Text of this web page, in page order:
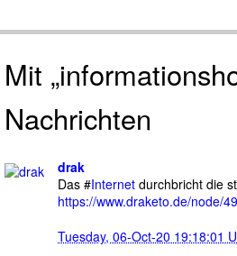
Mit
Nachrichten
drak
Das #Internet durchbricht die
https://www.draketo.de/node/
Tuesday, 06-Oct-20 19:18:01